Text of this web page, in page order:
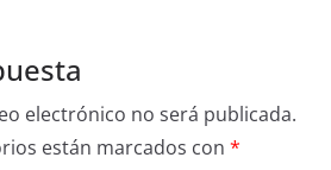
electrónico no será publicada.
están marcados con *